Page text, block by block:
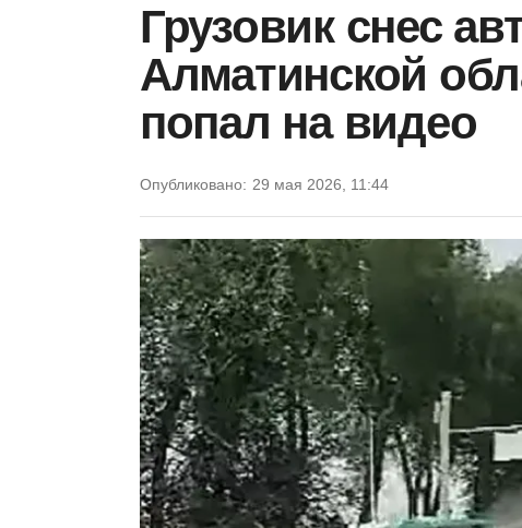
Грузовик снес
Алматинской
попал на видео
Опубликовано: 29 мая 2026, 11:44